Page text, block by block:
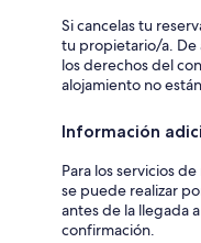
Si cancelas tu
tu propietario/a. De
los derechos del
alojamiento no
Información
Para los servicios
se puede realizar
antes de la llegada
confirmación.